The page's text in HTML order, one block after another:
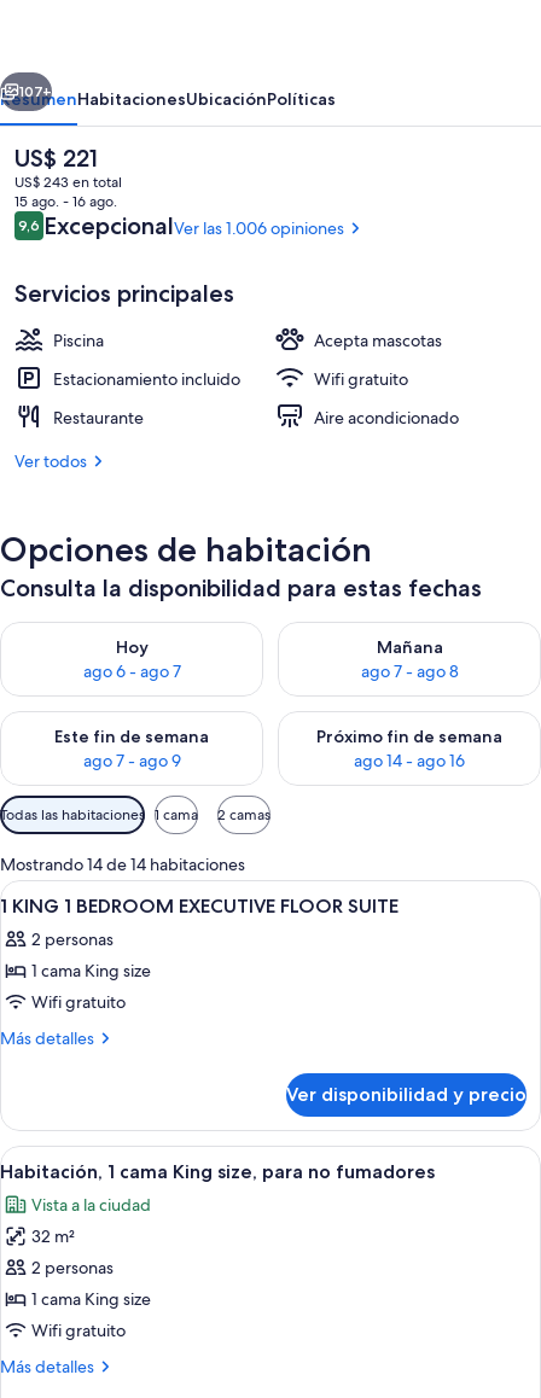
Una piscina al aire libre
Siguiente
107+
ResumenHabitacionesUbicaciónPolíticas
El
precio
actual
es
de
US$ 221
US$ 243 en total
15 ago. - 16 ago.
Opiniones
9,69,6 de 10
ExcepcionalVer las 1.006 opiniones
Servicios principales
Piscina
Acepta mascotas
Estacionamiento incluido
Wifi gratuito
Restaurante
Aire acondicionado
Ver todos
Opciones de habitación
Consulta la disponibilidad para estas fechas
Hoy
ago 6 - ago 7
Consulta la disponibilidad para hoy ago 6 - ago 7
Mañana
ago 7 - ago 8
Consulta la disponibilidad
Este fin de semana
ago 7 - ago 9
Consulta la disponibilidad para este fin de semana ago 7 -
Próximo fin de semana
ago 14 - ago 16
Consulta la disponibilidad
Filtros
disponibles
para
las
habitaciones
Todas las habitaciones 1 cama 2 camas
Mostrando 14 de 14 habitaciones
Ver
todas
las
fotos
de
1
BEDROOM
EXECUTIVE
FLOOR
SUITE
Una habitación de hotel moderna
20
1 KING 1 BEDROOM EXECUTIVE FLOOR SUITE
2 personas
1 cama King size
Wifi gratuito
Más detalles
Más
KING
BEDROOM
FLOOR
SUITE
Ver disponibilidad y precio
Ver
todas
las
fotos
de
Habitación,
1
King
Habitación de hotel con una cama
7
Habitación, 1 cama King size, para no fumadores
Vista a la ciudad
32 m²
2 personas
1 cama King size
Wifi gratuito
Más detalles
Más